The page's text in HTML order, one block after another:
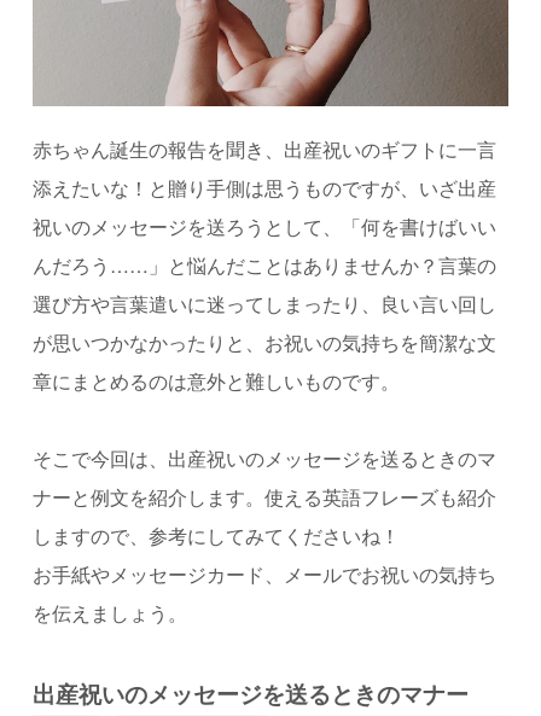
赤ちゃん誕生の報告を聞き、出産祝いのギフトに一言
添えたいな！と贈り手側は思うものですが、いざ出産
祝いのメッセージを送ろうとして、「何を書けばいい
んだろう……」と悩んだことはありませんか？言葉の
選び方や言葉遣いに迷ってしまったり、良い言い回し
が思いつかなかったりと、お祝いの気持ちを簡潔な文
章にまとめるのは意外と難しいものです。
そこで今回は、出産祝いのメッセージを送るときのマ
ナーと例文を紹介します。使える英語フレーズも紹介
しますので、参考にしてみてくださいね！
お手紙やメッセージカード、メールでお祝いの気持ち
を伝えましょう。
出産祝いのメッセージを送るときのマナー